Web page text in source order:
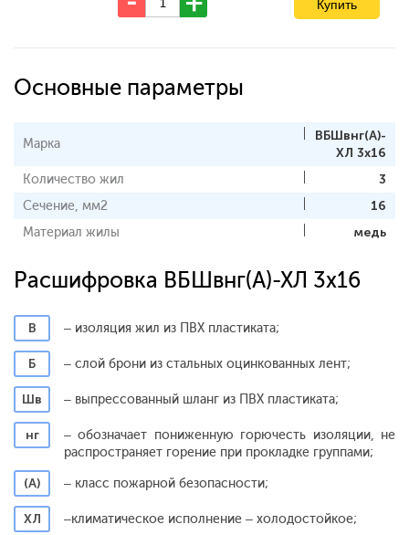
Основные параметры
Марка
ВБШвнг(А)-
ХЛ 3х16
Количество жил
3
Сечение, мм2
16
Материал жилы
медь
Расшифровка ВБШвнг(А)-ХЛ 3х16
В – изоляция жил из ПВХ пластиката;
Б – слой брони из стальных оцинкованных лент;
Шв – выпрессованный шланг из ПВХ пластиката;
нг
– обозначает пониженную горючесть изоляции, не
распространяет горение при прокладке группами;
(А)
– класс пожарной безопасности;
ХЛ –климатическое исполнение – холодостойкое;